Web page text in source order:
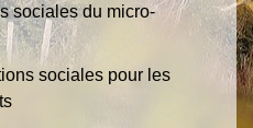
sociales du micro-
sociales pour les